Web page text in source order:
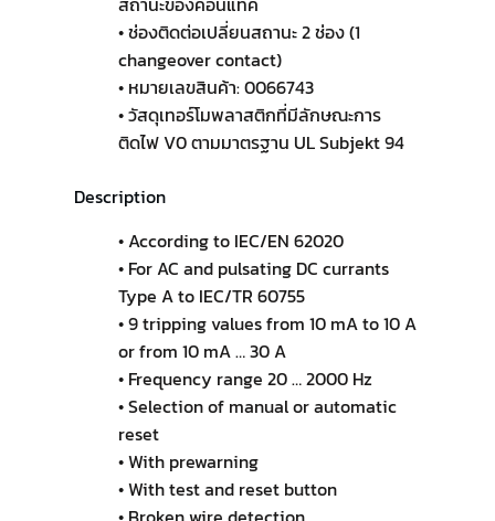
• ช่องติดต่อเปลี่ยนสถานะ 2 ช่อง (1
changeover contact)
• หมายเลขสินค้า: 0066743
• วัสดุเทอร์โมพลาสติกที่มีลักษณะการ
ติดไฟ V0 ตามมาตรฐาน UL Subjekt 94
Description
• According to IEC/EN 62020
• For AC and pulsating DC currants
Type A to IEC/TR 60755
• 9 tripping values from 10 mA to 10 A
or from 10 mA … 30 A
• Frequency range 20 … 2000 Hz
• Selection of manual or automatic
reset
• With prewarning
• With test and reset button